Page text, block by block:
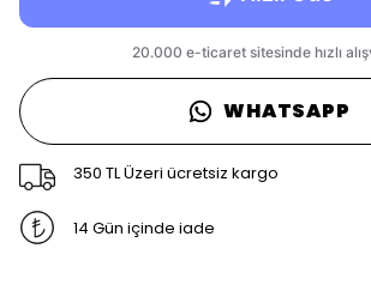
WHATSAPP
350 TL Üzeri ücretsiz kargo
14 Gün içinde iade